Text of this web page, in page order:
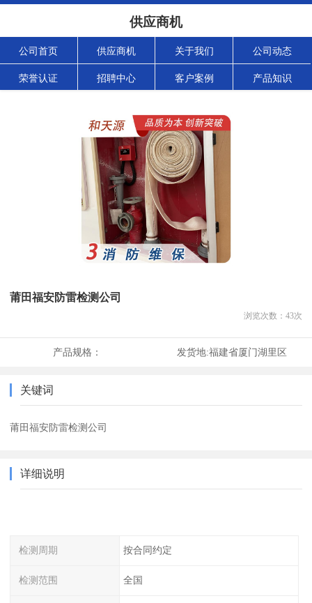
供应商机
公司首页 供应商机 关于我们 公司动态
荣誉认证 招聘中心 客户案例 产品知识
莆田福安防雷检测公司
浏览次数： 43次
产品规格： 发货地:福建省厦门湖里区
关键词
莆田福安防雷检测公司
详细说明
检测周期 按合同约定
检测范围 全国